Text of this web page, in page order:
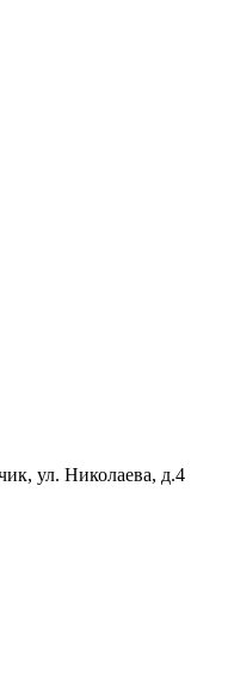
ул. Николаева, д.4